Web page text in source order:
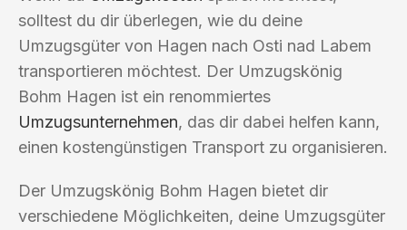
solltest du dir überlegen, wie du deine
Umzugsgüter von Hagen nach Osti nad Labem
transportieren möchtest. Der Umzugskönig
Bohm Hagen ist ein renommiertes
Umzugsunternehmen, das dir dabei helfen kann,
einen kostengünstigen Transport zu organisieren.
Der Umzugskönig Bohm Hagen bietet dir
verschiedene Möglichkeiten, deine Umzugsgüter